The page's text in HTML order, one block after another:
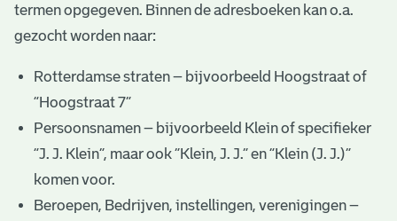
termen opgegeven. Binnen de adresboeken kan o.a.
gezocht worden naar:
Rotterdamse straten – bijvoorbeeld Hoogstraat of
“Hoogstraat 7”
Persoonsnamen – bijvoorbeeld Klein of specifieker
“J. J. Klein”, maar ook ”Klein, J. J.” en “Klein (J. J.)”
komen voor.
Beroepen, Bedrijven, instellingen, verenigingen –